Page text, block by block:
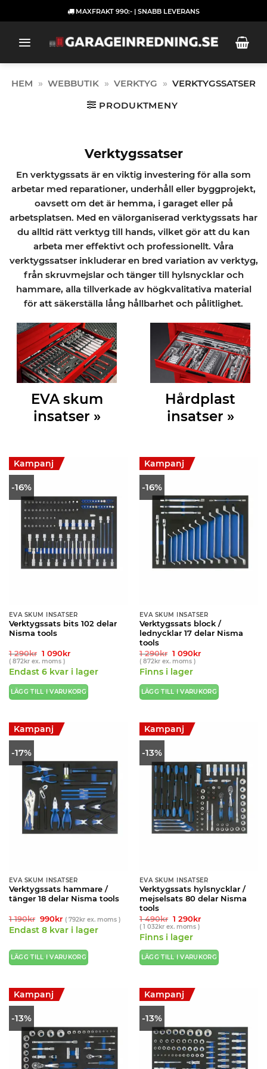
to
MAXFRAKT 990:- | SNABB LEVERANS
HEM » WEBBUTIK » VERKTYG » VERKTYGSSATSER
PRODUKTMENY
Verktygssatser
En verktygssats är en viktig investering för alla som
arbetar med reparationer, underhåll eller byggprojekt,
oavsett om det är hemma, i garaget eller på
arbetsplatsen. Med en välorganiserad verktygssats har
du alltid rätt verktyg till hands, vilket gör att du kan
arbeta mer effektivt och professionellt. Våra
verktygssatser inkluderar en bred variation av verktyg,
från skruvmejslar och tänger till hylsnycklar och
hammare, alla tillverkade av högkvalitativa material
för att säkerställa lång hållbarhet och pålitlighet.
EVA skum
insatser »
Hårdplast
insatser »
-16%
Kampanj
EVA SKUM INSATSER
Verktygssats bits 102 delar
Nisma tools
1 290kr Det
ursprungliga
priset
var:
290kr.
1 090krDet
priset
är:
090kr.
( 872krex. moms )
Endast 6 kvar i lager
LÄGG TILL I VARUKORG
-16%
Kampanj
EVA SKUM INSATSER
Verktygssats block /
lednycklar 17 delar Nisma
tools
1 290kr Det
ursprungliga
priset
var:
290kr.
1 090krDet
090kr.
( 872krex. moms )
Finns i lager
LÄGG TILL I VARUKORG
-17%
Kampanj
EVA SKUM INSATSER
Verktygssats hammare /
tänger 18 delar Nisma tools
1 190kr Det
ursprungliga
priset
190kr.
990krDet
nuvarande
priset
( 792krex. moms )
Endast 8 kvar i lager
LÄGG TILL I VARUKORG
-13%
Kampanj
EVA SKUM INSATSER
Verktygssats hylsnycklar /
mejselsats 80 delar Nisma
tools
1 490kr Det
ursprungliga
priset
var:
490kr.
1 290krDet
290kr.
( 1 032krex. moms )
Finns i lager
LÄGG TILL I VARUKORG
-13%
Kampanj
-13%
Kampanj